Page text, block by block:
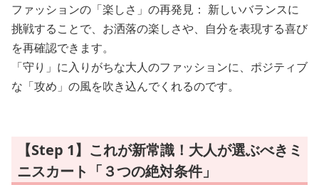
ファッションの「楽しさ」の再発見： 新しいバランスに
挑戦することで、お洒落の楽しさや、自分を表現する喜び
を再確認できます。
「守り」に入りがちな大人のファッションに、ポジティブ
な「攻め」の風を吹き込んでくれるのです。
【Step 1】これが新常識！大人が選ぶべきミ
ニスカート「３つの絶対条件」